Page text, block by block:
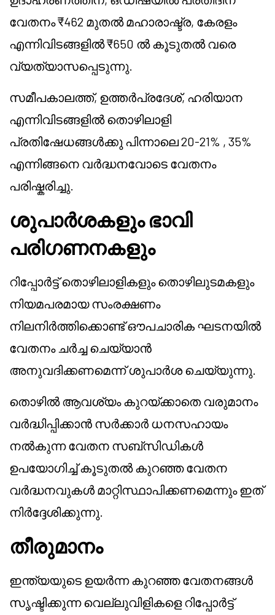
വേതനം ₹462 മുതൽ മഹാരാഷ്ട്ര, കേരളം
എന്നിവിടങ്ങളിൽ ₹650 ൽ കൂടുതൽ വരെ
വ്യത്യാസപ്പെടുന്നു.
സമീപകാലത്ത്, ഉത്തർപ്രദേശ്, ഹരിയാന
എന്നിവിടങ്ങളിൽ തൊഴിലാളി
പ്രതിഷേധങ്ങൾക്കു പിന്നാലെ 20-21% , 35%
എന്നിങ്ങനെ വർദ്ധനവോടെ വേതനം
പരിഷ്കരിച്ചു.
ശുപാർശകളും ഭാവി
പരിഗണനകളും
റിപ്പോർട്ട് തൊഴിലാളികളും തൊഴിലുടമകളും
നിയമപരമായ സംരക്ഷണം
നിലനിർത്തിക്കൊണ്ട് ഔപചാരിക ഘടനയിൽ
വേതനം ചർച്ച ചെയ്യാൻ
അനുവദിക്കണമെന്ന് ശുപാർശ ചെയ്യുന്നു.
തൊഴിൽ ആവശ്യം കുറയ്ക്കാതെ വരുമാനം
വർദ്ധിപ്പിക്കാൻ സർക്കാർ ധനസഹായം
നൽകുന്ന വേതന സബ്സിഡികൾ
ഉപയോഗിച്ച് കൂടുതൽ കുറഞ്ഞ വേതന
വർദ്ധനവുകൾ മാറ്റിസ്ഥാപിക്കണമെന്നും ഇത്
നിർദ്ദേശിക്കുന്നു.
തീരുമാനം
ഇന്ത്യയുടെ ഉയർന്ന കുറഞ്ഞ വേതനങ്ങൾ
സൃഷ്ടിക്കുന്ന വെല്ലുവിളികളെ റിപ്പോർട്ട്